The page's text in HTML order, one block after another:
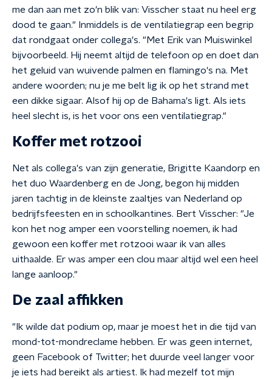
me dan aan met zo'n blik van: Visscher staat nu heel erg
dood te gaan." Inmiddels is de ventilatiegrap een begrip
dat rondgaat onder collega's. "Met Erik van Muiswinkel
bijvoorbeeld. Hij neemt altijd de telefoon op en doet dan
het geluid van wuivende palmen en flamingo's na. Met
andere woorden; nu je me belt lig ik op het strand met
een dikke sigaar. Alsof hij op de Bahama's ligt. Als iets
heel slecht is, is het voor ons een ventilatiegrap."
Koffer met rotzooi
Net als collega's van zijn generatie, Brigitte Kaandorp en
het duo Waardenberg en de Jong, begon hij midden
jaren tachtig in de kleinste zaaltjes van Nederland op
bedrijfsfeesten en in schoolkantines. Bert Visscher: "Je
kon het nog amper een voorstelling noemen, ik had
gewoon een koffer met rotzooi waar ik van alles
uithaalde. Er was amper een clou maar altijd wel een heel
lange aanloop."
De zaal affikken
"Ik wilde dat podium op, maar je moest het in die tijd van
mond-tot-mondreclame hebben. Er was geen internet,
geen Facebook of Twitter; het duurde veel langer voor
je iets had bereikt als artiest. Ik had mezelf tot mijn